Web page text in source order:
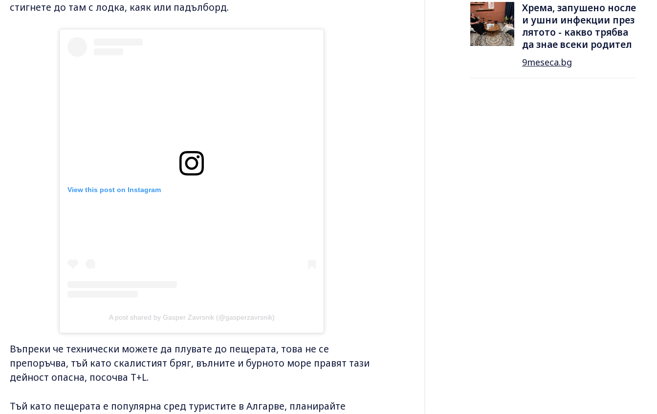
стигнете до там с лодка, каяк или падълборд.
View this post on Instagram
A post shared by Gasper Zavrsnik (@gasperzavrsnik)
Въпреки че технически можете да плувате до пещерата, това не се
препоръчва, тъй като скалистият бряг, вълните и бурното море правят тази
дейност опасна, посочва T+L.
Тъй като пещерата е популярна сред туристите в Алгарве, планирайте
Хрема, запушено носле
и ушни инфекции през
лятотo - какво трябва
да знае всеки родител
9meseca.bg